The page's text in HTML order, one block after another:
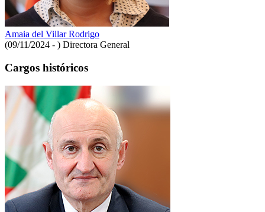
Amaia del Villar Rodrigo
(09/11/2024 - ) Directora General
Cargos históricos